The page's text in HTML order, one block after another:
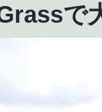
で